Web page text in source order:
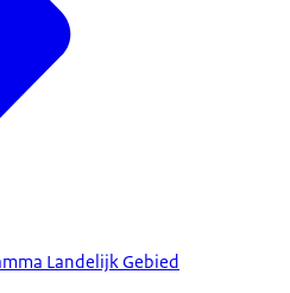
Landelijk Gebied